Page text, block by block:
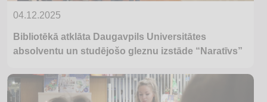
04.12.2025
Bibliotēkā atklāta Daugavpils Universitātes
absolventu un studējošo gleznu izstāde “Naratīvs”